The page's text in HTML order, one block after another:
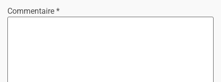
Commentaire *